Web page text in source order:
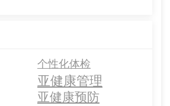
个性化体检
亚健康管理
亚健康预防